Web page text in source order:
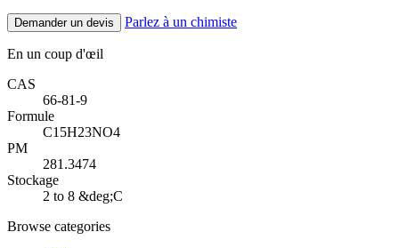
Demander un devis Parlez à un chimiste
En un coup d'œil
CAS
66-81-9
Formule
C15H23NO4
PM
281.3474
Stockage
2 to 8 &deg;C
Browse categories